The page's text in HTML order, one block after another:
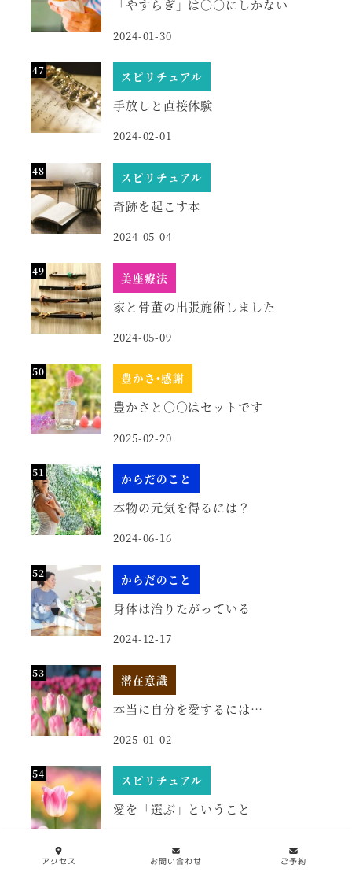
「やすらぎ」は○○にしかない
2024-01-30
スピリチュアル
手放しと直接体験
2024-02-01
スピリチュアル
奇跡を起こす本
2024-05-04
美座療法
家と骨董の出張施術しました
2024-05-09
豊かさ•感謝
豊かさと○○はセットです
2025-02-20
からだのこと
本物の元気を得るには？
2024-06-16
からだのこと
身体は治りたがっている
2024-12-17
潜在意識
本当に自分を愛するには…
2025-01-02
スピリチュアル
愛を「選ぶ」ということ
アクセス お問い合わせ ご予約